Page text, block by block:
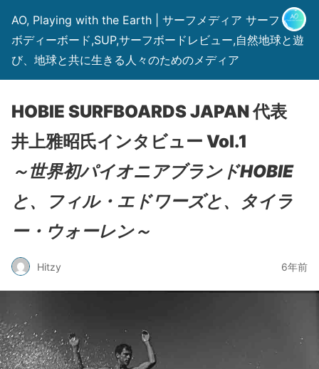
AO, Playing with the Earth | サーフメディア サーフィン,
ボディーボード,SUP,サーフボードレビュー,自然地球と遊
び、地球と共に生きる人々のためのメディア
HOBIE SURFBOARDS JAPAN 代表
井上雅昭氏インタビュー Vol.1
～世界初パイオニアブランドHOBIE
と、フィル・エドワーズと、タイラ
ー・ウォーレン～
Hitzy 6年前